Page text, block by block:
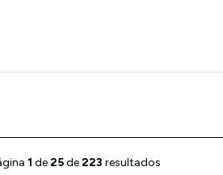
1 de25de223 resultados